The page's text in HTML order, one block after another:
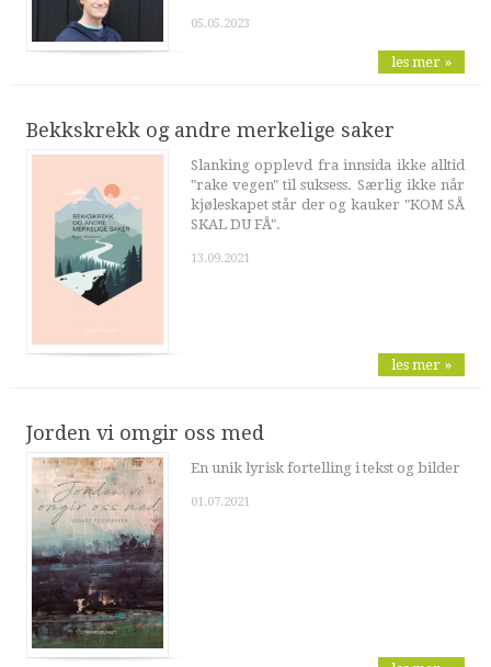
05.05.2023
les mer »
Bekkskrekk og andre merkelige saker
Slanking opplevd fra innsida ikke alltid
"rake vegen" til suksess. Særlig ikke når
kjøleskapet står der og kauker "KOM SÅ
SKAL DU FÅ".
13.09.2021
les mer »
Jorden vi omgir oss med
En unik lyrisk fortelling i tekst og bilder
01.07.2021